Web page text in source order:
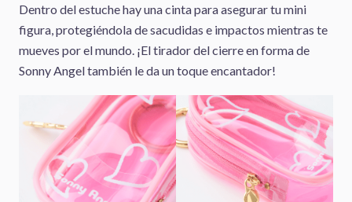
Dentro del estuche hay una cinta para asegurar tu mini
figura, protegiéndola de sacudidas e impactos mientras te
mueves por el mundo. ¡El tirador del cierre en forma de
Sonny Angel también le da un toque encantador!